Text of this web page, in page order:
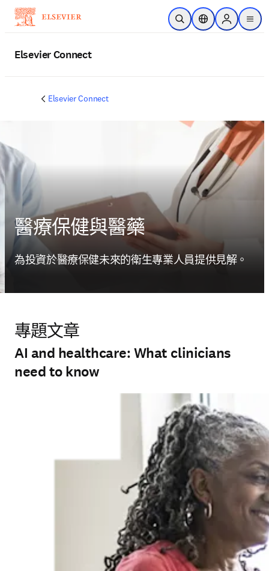
跳到主要內容
公開搜尋位置選擇器Sign in to
menu
Elsevier Connect
Elsevier Connect
醫療保健與醫藥
為投資於醫療保健未來的衛生專業人員提供見解。
專題文章
AI and healthcare: What clinicians
need to know